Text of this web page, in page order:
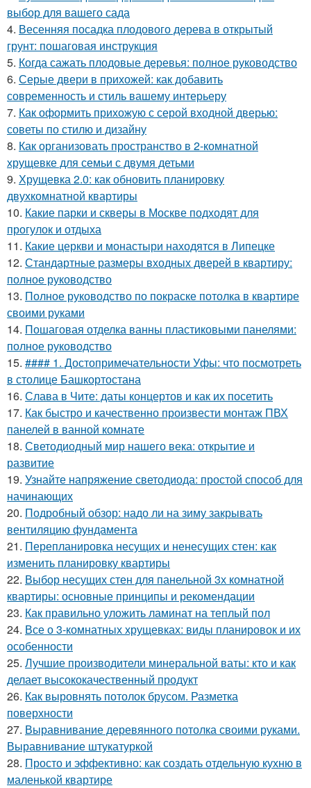
выбор для вашего сада
4. Весенняя посадка плодового дерева в открытый
грунт: пошаговая инструкция
5. Когда сажать плодовые деревья: полное руководство
6. Серые двери в прихожей: как добавить
современность и стиль вашему интерьеру
7. Как оформить прихожую с серой входной дверью:
советы по стилю и дизайну
8. Как организовать пространство в 2-комнатной
хрущевке для семьи с двумя детьми
9. Хрущевка 2.0: как обновить планировку
двухкомнатной квартиры
10. Какие парки и скверы в Москве подходят для
прогулок и отдыха
11. Какие церкви и монастыри находятся в Липецке
12. Стандартные размеры входных дверей в квартиру:
полное руководство
13. Полное руководство по покраске потолка в квартире
своими руками
14. Пошаговая отделка ванны пластиковыми панелями:
полное руководство
15. #### 1. Достопримечательности Уфы: что посмотреть
в столице Башкортостана
16. Слава в Чите: даты концертов и как их посетить
17. Как быстро и качественно произвести монтаж ПВХ
панелей в ванной комнате
18. Светодиодный мир нашего века: открытие и
развитие
19. Узнайте напряжение светодиода: простой способ для
начинающих
20. Подробный обзор: надо ли на зиму закрывать
вентиляцию фундамента
21. Перепланировка несущих и ненесущих стен: как
изменить планировку квартиры
22. Выбор несущих стен для панельной 3х комнатной
квартиры: основные принципы и рекомендации
23. Как правильно уложить ламинат на теплый пол
24. Все о 3-комнатных хрущевках: виды планировок и их
особенности
25. Лучшие производители минеральной ваты: кто и как
делает высококачественный продукт
26. Как выровнять потолок брусом. Разметка
поверхности
27. Выравнивание деревянного потолка своими руками.
Выравнивание штукатуркой
28. Просто и эффективно: как создать отдельную кухню в
маленькой квартире